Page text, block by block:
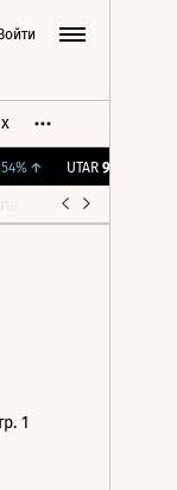
Войти
↑ UTAR 9,46
1